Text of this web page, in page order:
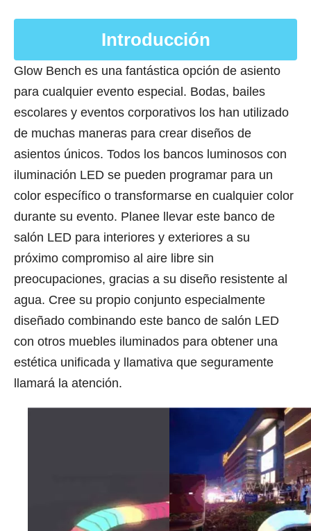
Introducción
Glow Bench es una fantástica opción de asiento
para cualquier evento especial. Bodas, bailes
escolares y eventos corporativos los han utilizado
de muchas maneras para crear diseños de
asientos únicos. Todos los bancos luminosos con
iluminación LED se pueden programar para un
color específico o transformarse en cualquier color
durante su evento. Planee llevar este banco de
salón LED para interiores y exteriores a su
próximo compromiso al aire libre sin
preocupaciones, gracias a su diseño resistente al
agua. Cree su propio conjunto especialmente
diseñado combinando este banco de salón LED
con otros muebles iluminados para obtener una
estética unificada y llamativa que seguramente
llamará la atención.